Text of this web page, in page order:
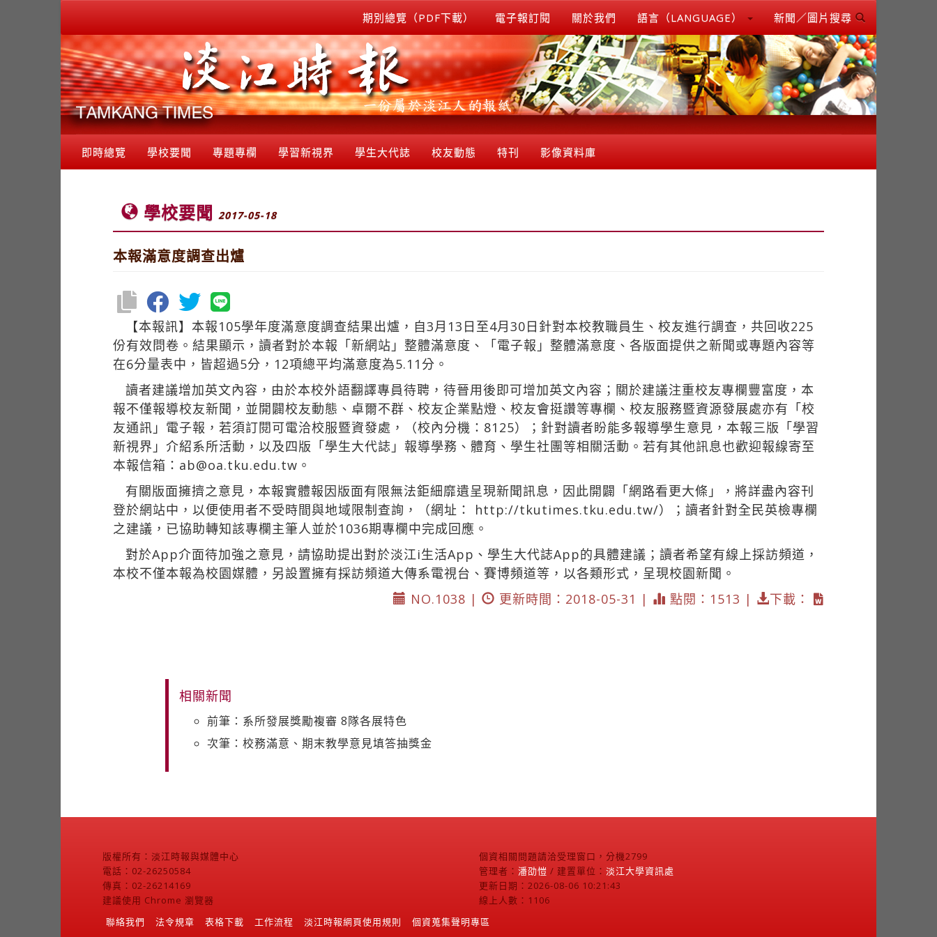
期別總覽（PDF下載） 電子報訂閱 關於我們 語言（LANGUAGE） 新聞／圖片搜尋
即時總覽 學校要聞 專題專欄 學習新視界 學生大代誌 校友動態 特刊 影像資料庫
學校要聞 2017-05-18
本報滿意度調查出爐
【本報訊】本報105學年度滿意度調查結果出爐，自3月13日至4月30日針對本校教職員生、校友進行調查，共回收225
份有效問卷。結果顯示，讀者對於本報「新網站」整體滿意度、「電子報」整體滿意度、各版面提供之新聞或專題內容等
在6分量表中，皆超過5分，12項總平均滿意度為5.11分。
讀者建議增加英文內容，由於本校外語翻譯專員待聘，待晉用後即可增加英文內容；關於建議注重校友專欄豐富度，本
報不僅報導校友新聞，並開闢校友動態、卓爾不群、校友企業點燈、校友會挺讚等專欄、校友服務暨資源發展處亦有「校
友通訊」電子報，若須訂閱可電洽校服暨資發處，（校內分機：8125）；針對讀者盼能多報導學生意見，本報三版「學習
新視界」介紹系所活動，以及四版「學生大代誌」報導學務、體育、學生社團等相關活動。若有其他訊息也歡迎報線寄至
本報信箱：ab@oa.tku.edu.tw。
有關版面擁擠之意見，本報實體報因版面有限無法鉅細靡遺呈現新聞訊息，因此開闢「網路看更大條」，將詳盡內容刊
登於網站中，以便使用者不受時間與地域限制查詢，（網址： http://tkutimes.tku.edu.tw/）；讀者針對全民英檢專欄
之建議，已協助轉知該專欄主筆人並於1036期專欄中完成回應。
對於App介面待加強之意見，請協助提出對於淡江i生活App、學生大代誌App的具體建議；讀者希望有線上採訪頻道，
本校不僅本報為校園媒體，另設置擁有採訪頻道大傳系電視台、賽博頻道等，以各類形式，呈現校園新聞。
NO.1038 |
更新時間：2018-05-31 | 點閱：1513 | 下載：
相關新聞
前筆：系所發展獎勵複審 8隊各展特色
次筆：校務滿意、期末教學意見填答抽獎金
版權所有：淡江時報與媒體中心
電話：02-26250584
傳真：02-26214169
建議使用 Chrome 瀏覽器
個資相關問題請洽受理窗口，分機2799
管理者： 潘劭愷 / 建置單位： 淡江大學資訊處
更新日期：2026-08-06 10:21:43
線上人數：1106
聯絡我們
法令規章 表格下載 工作流程 淡江時報網頁使用規則 個資蒐集聲明專區